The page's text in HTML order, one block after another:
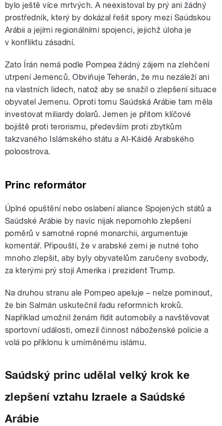
bylo ještě více mrtvých. A neexistoval by prý ani žádný
prostředník, který by dokázal řešit spory mezi Saúdskou
Arábii a jejími regionálními spojenci, jejichž úloha je
v konfliktu zásadní.
Zato Írán nemá podle Pompea žádný zájem na zlehčení
utrpení Jemenců. Obviňuje Teherán, že mu nezáleží ani
na vlastních lidech, natož aby se snažil o zlepšení situace
obyvatel Jemenu. Oproti tomu Saúdská Arábie tam měla
investovat miliardy dolarů. Jemen je přitom klíčové
bojiště proti terorismu, především proti zbytkům
takzvaného Islámského státu a Al-Káidě Arabského
poloostrova.
Princ reformátor
Úplné opuštění nebo oslabení aliance Spojených států a
Saúdské Arábie by navíc nijak nepomohlo zlepšení
poměrů v samotné ropné monarchii, argumentuje
komentář. Připouští, že v arabské zemi je nutné toho
mnoho zlepšit, aby byly obyvatelům zaručeny svobody,
za kterými prý stojí Amerika i prezident Trump.
Na druhou stranu ale Pompeo apeluje – nelze pominout,
že bin Salmán uskutečnil řadu reformních kroků.
Například umožnil ženám řídit automobily a navštěvovat
sportovní události, omezil činnost náboženské policie a
volá po příklonu k umírněnému islámu.
Saúdský princ udělal velký krok ke
zlepšení vztahu Izraele a Saúdské
Arábie